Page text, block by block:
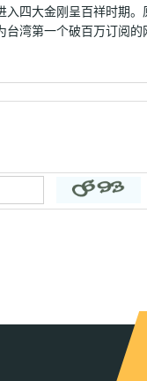
入四大金刚呈百祥时期
台湾第一个破百万订阅